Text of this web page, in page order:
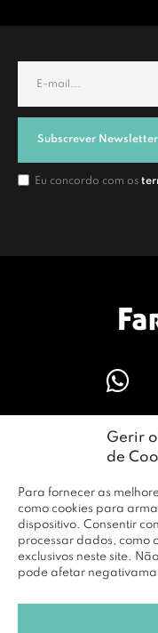
Gerir
de
Para fornecer as
como cookies para
dispositivo. Consentir
processar dados, como
exclusivos neste site.
pode afetar
Subscrever Newsletter
Eu concordo com os